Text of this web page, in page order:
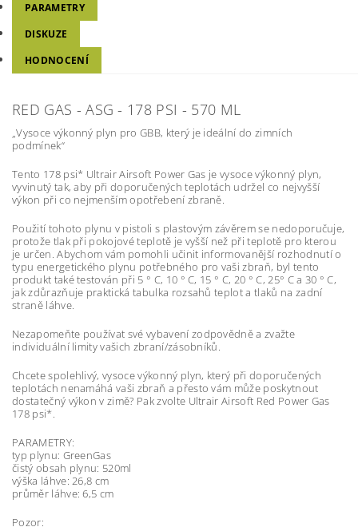
PARAMETRY
DISKUZE
HODNOCENÍ
RED GAS - ASG - 178 PSI - 570 ML
„Vysoce výkonný plyn pro GBB, který je ideální do zimních
podmínek“
Tento 178 psi* Ultrair Airsoft Power Gas je vysoce výkonný plyn,
vyvinutý tak, aby při doporučených teplotách udržel co nejvyšší
výkon při co nejmenším opotřebení zbraně.
Použití tohoto plynu v pistoli s plastovým závěrem se nedoporučuje,
protože tlak při pokojové teplotě je vyšší než při teplotě pro kterou
je určen. Abychom vám pomohli učinit informovanější rozhodnutí o
typu energetického plynu potřebného pro vaši zbraň, byl tento
produkt také testován při 5 ° C, 10 ° C, 15 ° C, 20 ° C, 25° C a 30 ° C,
jak zdůrazňuje praktická tabulka rozsahů teplot a tlaků na zadní
straně láhve.
Nezapomeňte používat své vybavení zodpovědně a zvažte
individuální limity vašich zbraní/zásobníků.
Chcete spolehlivý, vysoce výkonný plyn, který při doporučených
teplotách nenamáhá vaši zbraň a přesto vám může poskytnout
dostatečný výkon v zimě? Pak zvolte Ultrair Airsoft Red Power Gas
178 psi*.
PARAMETRY:
typ plynu: GreenGas
čistý obsah plynu: 520ml
výška láhve: 26,8 cm
průměr láhve: 6,5 cm
Pozor: